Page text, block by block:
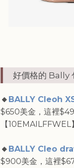
好價格的 Bally
🔸 BALLY Cleoh
$650美金，這裡
【
🔸 BALLY Cleo
$900美金，這裡